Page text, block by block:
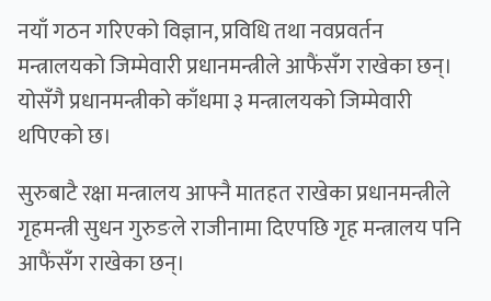
नयाँ गठन गरिएको विज्ञान, प्रविधि तथा नवप्रवर्तन
मन्त्रालयको जिम्मेवारी प्रधानमन्त्रीले आफैंसँग राखेका छन्।
योसँगै प्रधानमन्त्रीको काँधमा ३ मन्त्रालयको जिम्मेवारी
थपिएको छ।
सुरुबाटै रक्षा मन्त्रालय आफ्नै मातहत राखेका प्रधानमन्त्रीले
गृहमन्त्री सुधन गुरुङले राजीनामा दिएपछि गृह मन्त्रालय पनि
आफैंसँग राखेका छन्।